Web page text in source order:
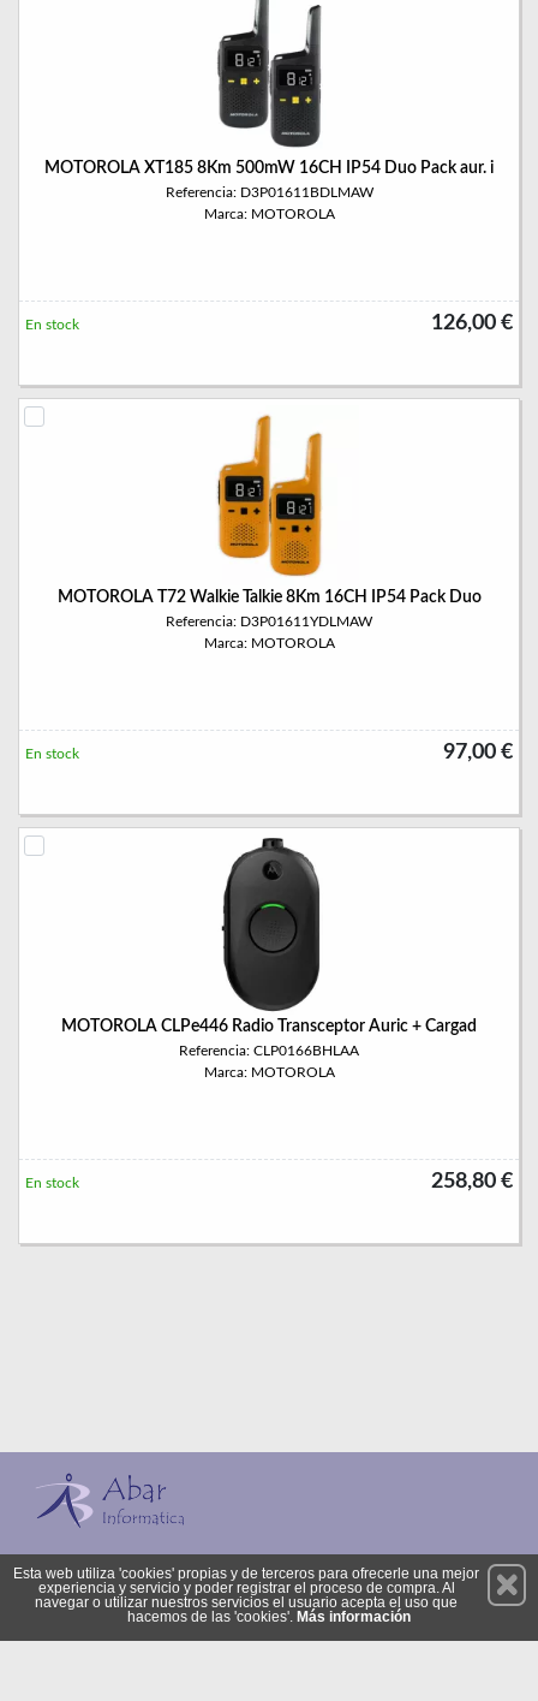
MOTOROLA XT185 8Km 500mW 16CH IP54 Duo Pack aur. i
Referencia: D3P01611BDLMAW
Marca: MOTOROLA
126,00 €
En stock
MOTOROLA T72 Walkie Talkie 8Km 16CH IP54 Pack Duo
Referencia: D3P01611YDLMAW
Marca: MOTOROLA
97,00 €
En stock
MOTOROLA CLPe446 Radio Transceptor Auric + Cargad
Referencia: CLP0166BHLAA
Marca: MOTOROLA
258,80 €
En stock
Suscríbete
Esta web utiliza 'cookies' propias y de terceros para ofrecerle una mejor
experiencia y servicio y poder registrar el proceso de compra. Al
navegar o utilizar nuestros servicios el usuario acepta el uso que
hacemos de las 'cookies'. Más información